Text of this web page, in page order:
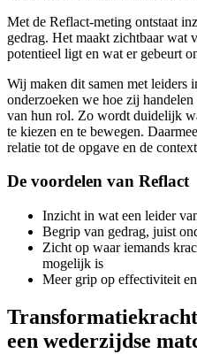
Met de Reflact-meting ontstaat
gedrag. Het maakt zichtbaar wat
potentieel ligt en wat er gebeurt
Wij maken dit samen met leiders
onderzoeken we hoe zij
van hun rol. Zo wordt duidelijk
te kiezen en te bewegen.
relatie tot de opgave en de
De voordelen van Reflact
Inzicht in wat een leider
Begrip van gedrag, juist
Zicht op waar iemands
mogelijk is
Meer grip op effectiviteit
een wederzijdse